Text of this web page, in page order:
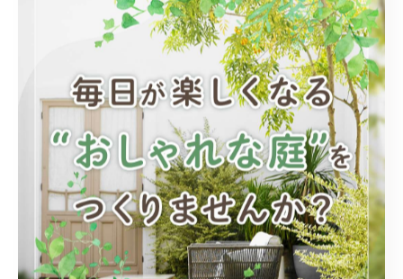
生活スタイルに合わせた設計が重要です。例えば、子ど
もが安心して遊べるスペースや、家族でバーベキューを
楽しめるウッドデッキの設置など、利用目的を明確にし
ましょう。また、群馬県の四季を通じて快適に過ごせる
よう、日差しや風通しを考慮したデザインも大切です。
さらに、庭のリフォームでは、使い勝手の良さとメンテ
ナンスのしやすさを両立させることがポイントとなりま
す。人工芝や樹脂製デッキなど、ローメンテナンス素材
を選ぶことで、日々の手入れの負担を軽減できます。実
際に、群馬県内でも樹脂製デッキは人気が高まってお